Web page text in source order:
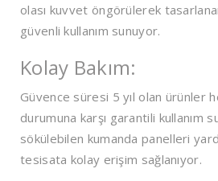
olası kuvvet öngörülerek
güvenli kullanım sunuyor.
Kolay Bakım:
Güvence süresi 5 yıl olan ürünler
durumuna karşı garantili kullanım
sökülebilen kumanda panelleri
tesisata kolay erişim sağlanıyor.